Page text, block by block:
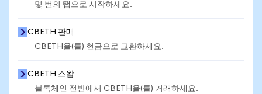
몇 번의 탭으로 시작하세요.
CBETH 판매
CBETH을(를) 현금으로 교환하세요.
CBETH 스왑
블록체인 전반에서 CBETH을(를) 거래하세요.